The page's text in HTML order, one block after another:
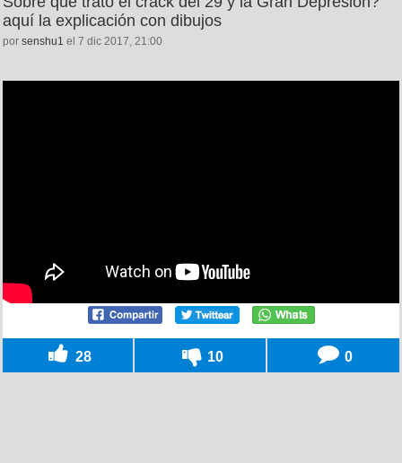
aquí la explicación con dibujos
por senshu1 el 7 dic 2017, 21:00
28 10 0